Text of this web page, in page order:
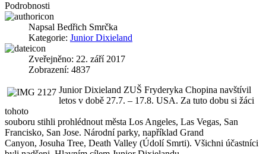
Podrobnosti
Napsal Bedřich Smrčka
Kategorie: Junior Dixieland
Zveřejněno: 22. září 2017
Zobrazení: 4837
Junior Dixieland ZUŠ Fryderyka Chopina navštívil
letos v době 27.7. – 17.8. USA. Za tuto dobu si žáci
tohoto
souboru stihli prohlédnout města Los Angeles, Las Vegas, San
Francisko, San Jose. Národní parky, například Grand
Canyon, Josuha Tree, Death Valley (Údolí Smrti). Všichni účastníci